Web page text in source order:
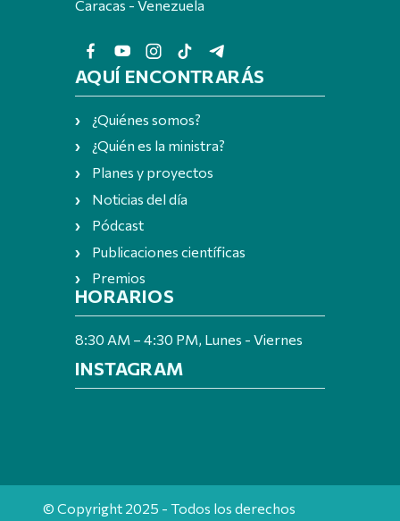
Caracas - Venezuela
AQUÍ ENCONTRARÁS
¿Quiénes somos?
¿Quién es la ministra?
Planes y proyectos
Noticias del día
Pódcast
Publicaciones científicas
Premios
HORARIOS
8:30 AM – 4:30 PM, Lunes - Viernes
INSTAGRAM
© Copyright 2025 - Todos los derechos